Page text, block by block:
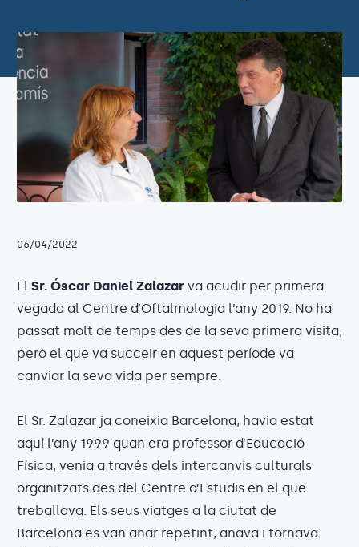
06/04/2022
El Sr. Óscar Daniel Zalazar va acudir per primera
vegada al Centre d’Oftalmologia l’any 2019. No ha
passat molt de temps des de la seva primera visita,
però el que va succeir en aquest període va
canviar la seva vida per sempre.
El Sr. Zalazar ja coneixia Barcelona, havia estat
aquí l’any 1999 quan era professor d’Educació
Física, venia a través dels intercanvis culturals
organitzats des del Centre d’Estudis en el que
treballava. Els seus viatges a la ciutat de
Barcelona es van anar repetint, anava i tornava